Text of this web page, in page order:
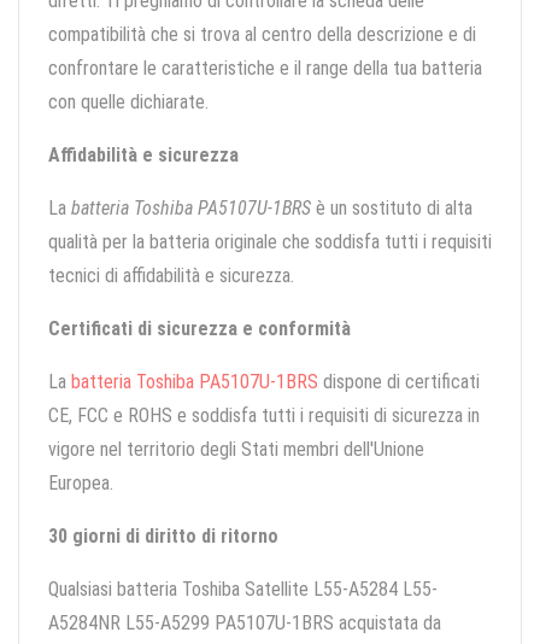
compatibilità che si trova al centro della descrizione e di
confrontare le caratteristiche e il range della tua batteria
con quelle dichiarate.
Affidabilità e sicurezza
La batteria Toshiba PA5107U-1BRS è un sostituto di alta
qualità per la batteria originale che soddisfa tutti i requisiti
tecnici di affidabilità e sicurezza.
Certificati di sicurezza e conformità
La batteria Toshiba PA5107U-1BRS dispone di certificati
CE, FCC e ROHS e soddisfa tutti i requisiti di sicurezza in
vigore nel territorio degli Stati membri dell'Unione
Europea.
30 giorni di diritto di ritorno
Qualsiasi batteria Toshiba Satellite L55-A5284 L55-
A5284NR L55-A5299 PA5107U-1BRS acquistata da